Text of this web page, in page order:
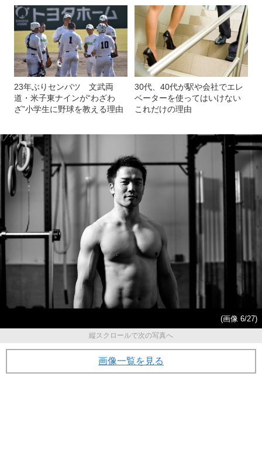
23年ぶりセンバツ 文武両
道・米子東ナインが“わざわ
ざ”小学生に野球を教える理由
30代、40代が駅や会社でエレ
ベーターを使ってはいけない
これだけの理由
(画像 6/27)
縦スクロールで次の写真へ
画像一覧を見る